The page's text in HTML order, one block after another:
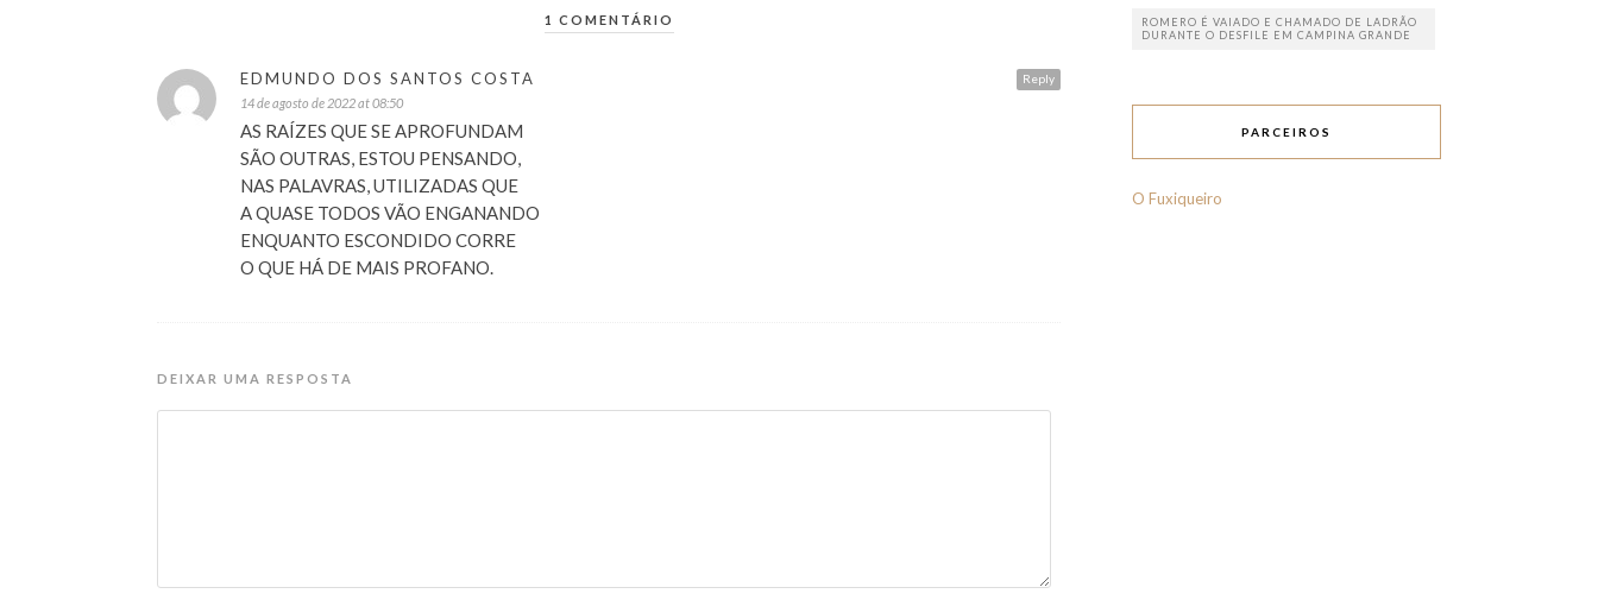
1 COMENTÁRIO
Reply
EDMUNDO DOS SANTOS COSTA
14 de agosto de 2022 at 08:50
AS RAÍZES QUE SE APROFUNDAM
SÃO OUTRAS, ESTOU PENSANDO,
NAS PALAVRAS, UTILIZADAS QUE
A QUASE TODOS VÃO ENGANANDO
ENQUANTO ESCONDIDO CORRE
O QUE HÁ DE MAIS PROFANO.
DEIXAR UMA RESPOSTA
ROMERO É VAIADO E CHAMADO DE LADRÃO
DURANTE O DESFILE EM CAMPINA GRANDE
PARCEIROS
O Fuxiqueiro